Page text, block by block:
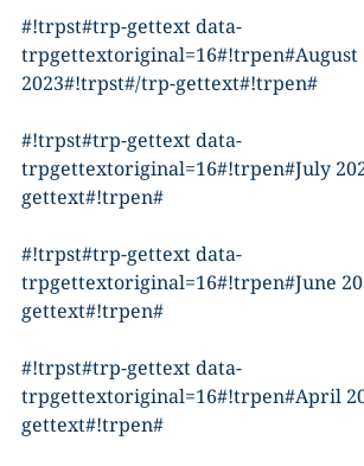
#!trpst#trp-gettext data-
trpgettextoriginal=16#!trpen#August
2023#!trpst#/trp-gettext#!trpen#
#!trpst#trp-gettext data-
trpgettextoriginal=16#!trpen#July
gettext#!trpen#
#!trpst#trp-gettext data-
trpgettextoriginal=16#!trpen#June
gettext#!trpen#
#!trpst#trp-gettext data-
trpgettextoriginal=16#!trpen#April
gettext#!trpen#